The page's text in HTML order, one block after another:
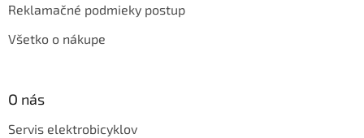
Reklamačné podmieky postup
Všetko o nákupe
O nás
Servis elektrobicyklov